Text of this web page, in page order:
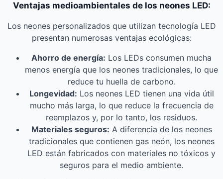
Ventajas medioambientales de los neones LED:
Los neones personalizados que utilizan tecnología LED
presentan numerosas ventajas ecológicas:
Ahorro de energía: Los LEDs consumen mucha
menos energía que los neones tradicionales, lo que
reduce tu huella de carbono.
Longevidad: Los neones LED tienen una vida útil
mucho más larga, lo que reduce la frecuencia de
reemplazos y, por lo tanto, los residuos.
Materiales seguros: A diferencia de los neones
tradicionales que contienen gas neón, los neones
LED están fabricados con materiales no tóxicos y
seguros para el medio ambiente.